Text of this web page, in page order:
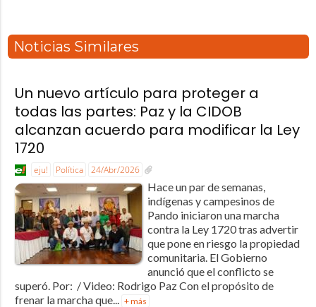
Noticias Similares
Un nuevo artículo para proteger a
todas las partes: Paz y la CIDOB
alcanzan acuerdo para modificar la Ley
1720
eju! Política 24/Abr/2026
Hace un par de semanas,
indígenas y campesinos de
Pando iniciaron una marcha
contra la Ley 1720 tras advertir
que pone en riesgo la propiedad
comunitaria. El Gobierno
anunció que el conflicto se
superó. Por: / Video: Rodrigo Paz Con el propósito de
frenar la marcha que... + más